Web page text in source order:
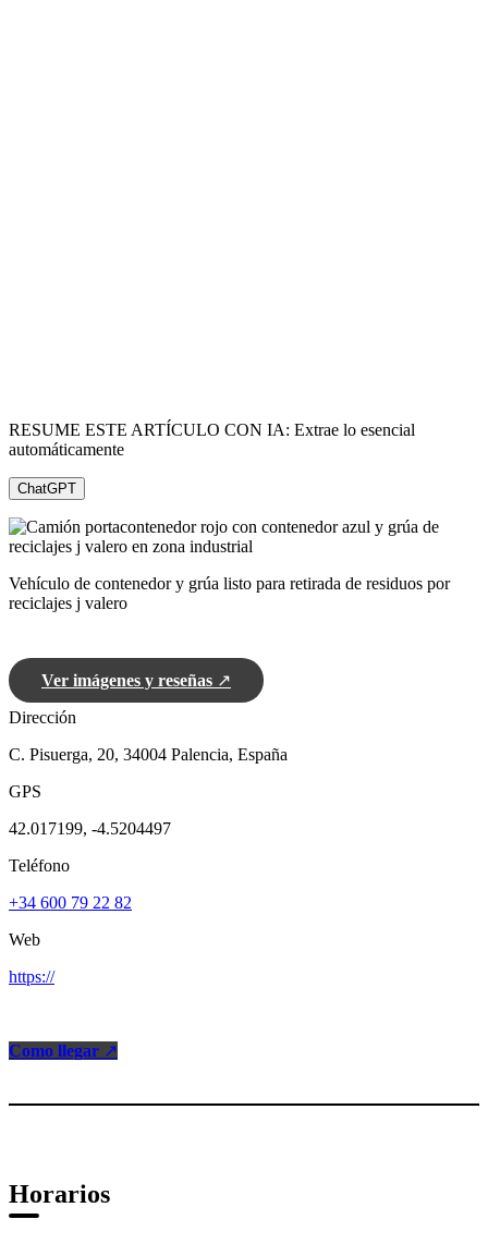
RESUME ESTE ARTÍCULO CON IA: Extrae lo esencial
automáticamente
ChatGPT
Vehículo de contenedor y grúa listo para retirada de residuos por
reciclajes j valero
Ver imágenes y reseñas ↗
Dirección
C. Pisuerga, 20, 34004 Palencia, España
GPS
42.017199, -4.5204497
Teléfono
+34 600 79 22 82
Web
https://
Como llegar ↗
Horarios